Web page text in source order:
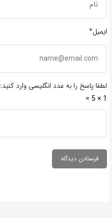
ایمیل*
لطفا پاسخ را به عدد انگلیسی وارد کنید:
1 × 5 =